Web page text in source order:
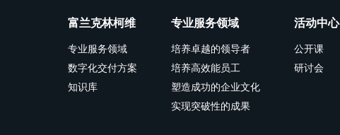
富兰克林柯维
专业服务领域
数字化交付方案
知识库
专业服务领域
培养卓越的领导者
培养高效能员工
塑造成功的企业文化
实现突破性的成果
活动中心
公开课
研讨会